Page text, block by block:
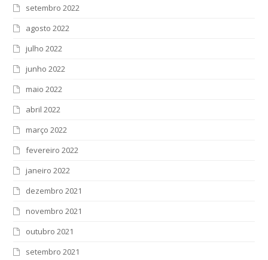
setembro 2022
agosto 2022
julho 2022
junho 2022
maio 2022
abril 2022
março 2022
fevereiro 2022
janeiro 2022
dezembro 2021
novembro 2021
outubro 2021
setembro 2021